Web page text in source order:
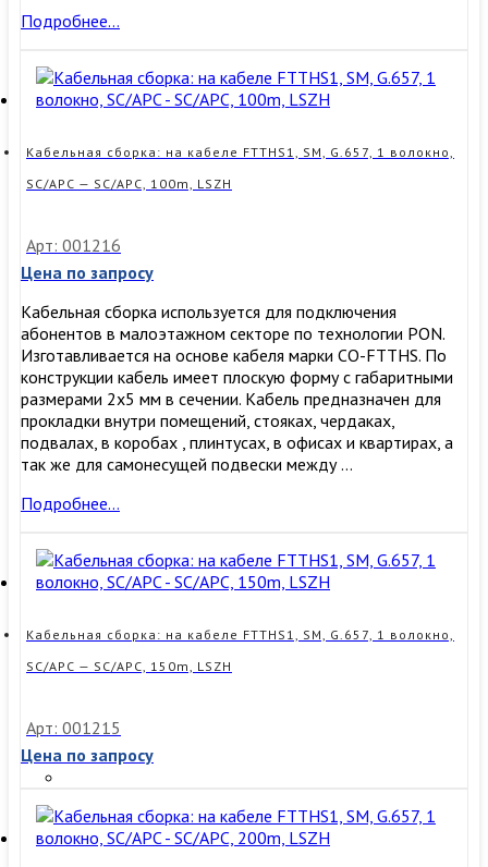
Кабельная
на
кабеле
FTTHS1,
G.657,
волокно,
—
SC/APC,
70m,
LSZH
Подробнее…
Кабельная сборка: на кабеле FTTHS1, SM, G.657, 1 волокно,
SC/APC — SC/APC, 100m, LSZH
Арт: 001216
Цена по запросу
Кабельная сборка используется для подключения
абонентов в малоэтажном секторе по технологии PON.
Изготавливается на основе кабеля марки CO-FTTHS. По
конструкции кабель имеет плоскую форму с габаритными
размерами 2х5 мм в сечении. Кабель предназначен для
прокладки внутри помещений, стояках, чердаках,
подвалах, в коробах , плинтусах, в офисах и квартирах, а
так же для самонесущей подвески между …
Кабельная
на
кабеле
FTTHS1,
G.657,
волокно,
—
SC/APC,
100m,
LSZH
Подробнее…
Кабельная сборка: на кабеле FTTHS1, SM, G.657, 1 волокно,
SC/APC — SC/APC, 150m, LSZH
Арт: 001215
Цена по запросу